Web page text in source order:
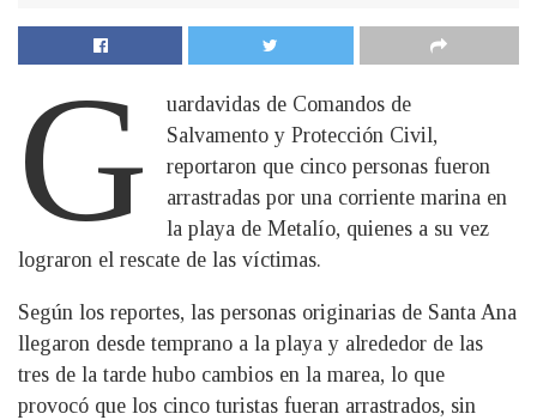
G
uardavidas de Comandos de
Salvamento y Protección Civil,
reportaron que cinco personas fueron
arrastradas por una corriente marina en
la playa de Metalío, quienes a su vez
lograron el rescate de las víctimas.
Según los reportes, las personas originarias de Santa Ana
llegaron desde temprano a la playa y alrededor de las
tres de la tarde hubo cambios en la marea, lo que
provocó que los cinco turistas fueran arrastrados, sin